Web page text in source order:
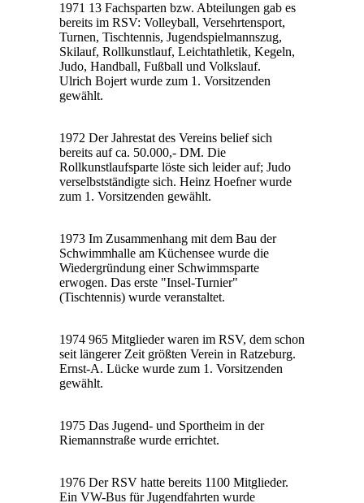
1971 13 Fachsparten bzw. Abteilungen gab es
bereits im RSV: Volleyball, Versehrtensport,
Turnen, Tischtennis, Jugendspielmannszug,
Skilauf, Rollkunstlauf, Leichtathletik, Kegeln,
Judo, Handball, Fußball und Volkslauf.
Ulrich Bojert wurde zum 1. Vorsitzenden
gewählt.
1972 Der Jahrestat des Vereins belief sich
bereits auf ca. 50.000,- DM. Die
Rollkunstlaufsparte löste sich leider auf; Judo
verselbstständigte sich. Heinz Hoefner wurde
zum 1. Vorsitzenden gewählt.
1973 Im Zusammenhang mit dem Bau der
Schwimmhalle am Küchensee wurde die
Wiedergründung einer Schwimmsparte
erwogen. Das erste "Insel-Turnier"
(Tischtennis) wurde veranstaltet.
1974 965 Mitglieder waren im RSV, dem schon
seit längerer Zeit größten Verein in Ratzeburg.
Ernst-A. Lücke wurde zum 1. Vorsitzenden
gewählt.
1975 Das Jugend- und Sportheim in der
Riemannstraße wurde errichtet.
1976 Der RSV hatte bereits 1100 Mitglieder.
Ein VW-Bus für Jugendfahrten wurde